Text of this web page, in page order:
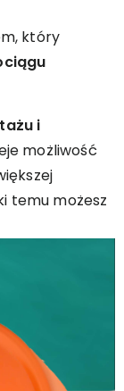
który
i
możliwość
temu możesz